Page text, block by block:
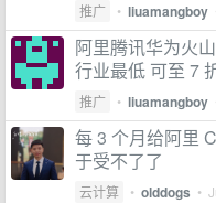
推广 • liuamangboy
阿里腾讯华为火
行业最低 可至 7
推广 • liuamangboy
每 3 个月给阿里
于受不了了
云计算 • olddogs •